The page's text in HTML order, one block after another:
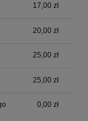
17,00 zł
20,00 zł
25,00 zł
25,00 zł
0,00 zł